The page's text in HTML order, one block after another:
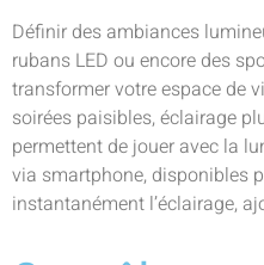
Définir des ambiances
rubans LED ou encore des
transformer votre espace de
soirées paisibles, éclairage
permettent de jouer avec la
via smartphone, disponibles
instantanément l’éclairage,